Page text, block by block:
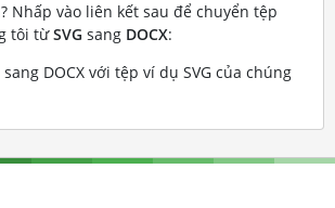
Nhấp vào liên kết sau để chuyển tệp
tôi từSVG sang DOCX:
DOCX với tệp ví dụ SVG của chúng